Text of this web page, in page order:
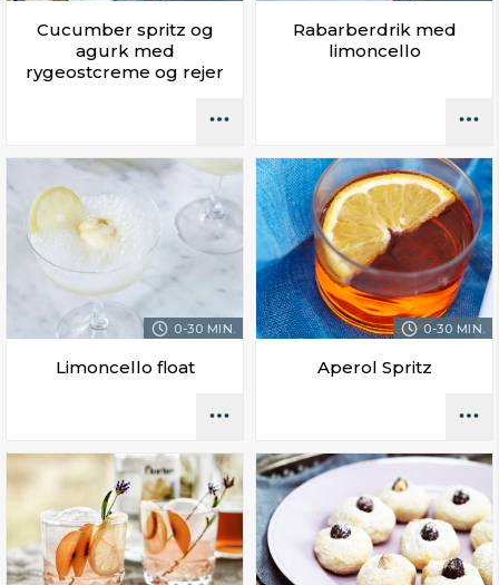
Cucumber spritz og
agurk med
rygeostcreme og rejer
Rabarberdrik med
limoncello
0-30 MIN.
Limoncello float
0-30 MIN.
Aperol Spritz